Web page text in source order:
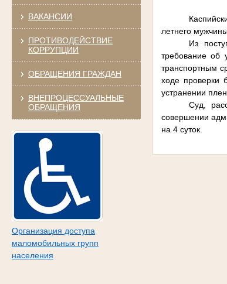
ВАКАНСИИ
ПРОТИВОДЕЙСТВИЕ
КОРРУПЦИИ
ОБРАЩЕНИЯ ГРАЖДАН
ВНЕПРОЦЕССУАЛЬНЫЕ
ОБРАЩЕНИЯ
Организация доступа
маломобильных групп
населения
летнего
Из
требование об
транспортным
ходе проверки
устранении
Суд,
совершении
на 4 суток.